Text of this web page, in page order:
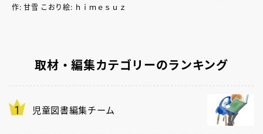
作: 甘雪 こおり絵: ｈｉｍｅｓｕｚ
取材・編集カテゴリーのランキング
児童図書編集チーム